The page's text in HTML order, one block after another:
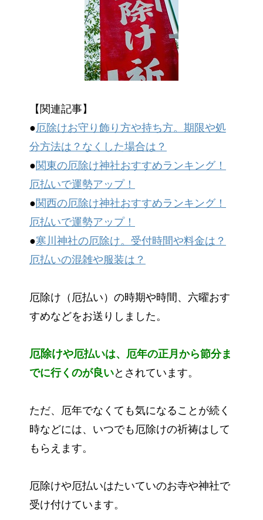
【関連記事】
●厄除けお守り飾り方や持ち方。期限や処
分方法は？なくした場合は？
●関東の厄除け神社おすすめランキング！
厄払いで運勢アップ！
●関西の厄除け神社おすすめランキング！
厄払いで運勢アップ！
●寒川神社の厄除け。受付時間や料金は？
厄払いの混雑や服装は？
厄除け（厄払い）の時期や時間、六曜おす
すめなどをお送りしました。
厄除けや厄払いは、厄年の正月から節分ま
でに行くのが良いとされています。
ただ、厄年でなくても気になることが続く
時などには、いつでも厄除けの祈祷はして
もらえます。
厄除けや厄払いはたいていのお寺や神社で
受け付けています。